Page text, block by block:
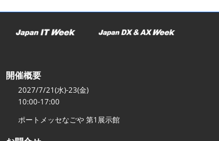
む
開催概要
2027/7/21(水)-23(金)
10:00-17:00
ポートメッセなごや 第1展示館